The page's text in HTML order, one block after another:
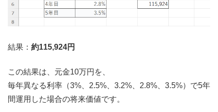
結果： 約115,924円
この結果は、元金10万円を、
毎年異なる利率（3%、2.5%、3.2%、2.8%、3.5%）で5年
間運用した場合の将来価値です。